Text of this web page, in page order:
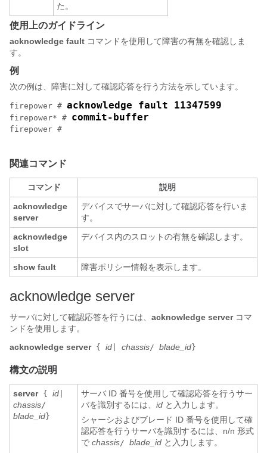
た。
使用上のガイドライン
acknowledge fault コマンドを使用して障害の有無を確認しま
す。
例
次の例は、障害に対して確認応答を行う方法を示しています。
firepower # acknowledge fault 11347599
firepower* # commit-buffer
firepower #
関連コマンド
コマンド
説明
acknowledge
server
デバイスでサーバに対して確認応答を行いま
す。
acknowledge
slot
デバイス内のスロットの有無を確認します。
show fault 障害ポリシー情報を表示します。
acknowledge server
サーバに対して確認応答を行うには、 acknowledge server コマ
ンドを使用します。
acknowledge server{ id chassis/ blade_id }
構文の説明
server{ id
chassis/
blade_id }
サーバ ID 番号を使用して確認応答を行うサー
バを識別するには、 id と入力します。
シャーシおよびブレード ID 番号を使用して確
認応答を行うサーバを識別するには、n/n 形式
で chassis/ blade_id と入力します。